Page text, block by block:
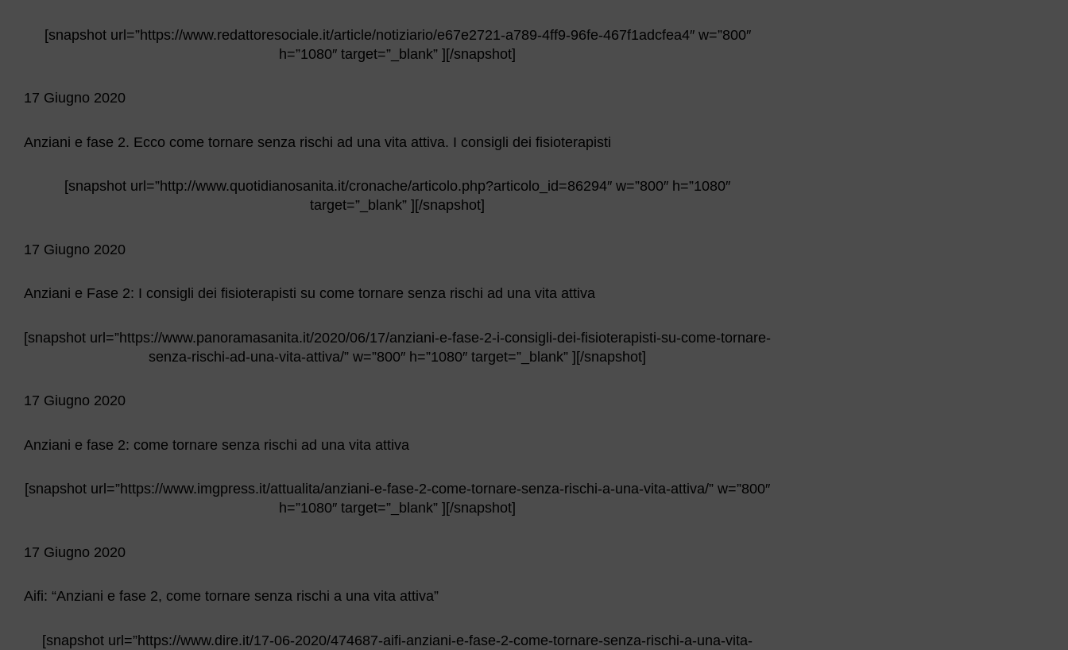
[snapshot url=”https://www.redattoresociale.it/article/notiziario/e67e2721-a789-4ff9-96fe-467f1adcfea4″ w=”800″
h=”1080″ target=”_blank” ][/snapshot]
17 Giugno 2020
Anziani e fase 2. Ecco come tornare senza rischi ad una vita attiva. I consigli dei fisioterapisti
[snapshot url=”http://www.quotidianosanita.it/cronache/articolo.php?articolo_id=86294″ w=”800″ h=”1080″
target=”_blank” ][/snapshot]
17 Giugno 2020
Anziani e Fase 2: I consigli dei fisioterapisti su come tornare senza rischi ad una vita attiva
[snapshot url=”https://www.panoramasanita.it/2020/06/17/anziani-e-fase-2-i-consigli-dei-fisioterapisti-su-come-tornare-
senza-rischi-ad-una-vita-attiva/” w=”800″ h=”1080″ target=”_blank” ][/snapshot]
17 Giugno 2020
Anziani e fase 2: come tornare senza rischi ad una vita attiva
[snapshot url=”https://www.imgpress.it/attualita/anziani-e-fase-2-come-tornare-senza-rischi-a-una-vita-attiva/” w=”800″
h=”1080″ target=”_blank” ][/snapshot]
17 Giugno 2020
Aifi: “Anziani e fase 2, come tornare senza rischi a una vita attiva”
[snapshot url=”https://www.dire.it/17-06-2020/474687-aifi-anziani-e-fase-2-come-tornare-senza-rischi-a-una-vita-